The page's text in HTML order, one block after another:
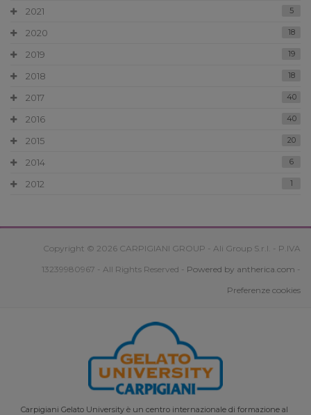
2021 5
2020 18
2019 19
2018 18
2017 40
2016 40
2015 20
2014 6
2012 1
Copyright © 2026 CARPIGIANI GROUP - Ali Group S.r.l. - P.IVA
13239980967 - All Rights Reserved - Powered by antherica.com -
Preferenze cookies
Carpigiani Gelato University è un centro internazionale di formazione al